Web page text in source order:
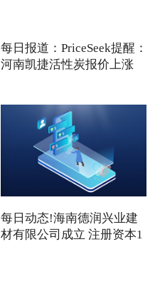
每日报道：PriceSeek提醒：
河南凯捷活性炭报价上涨
每日动态!海南德润兴业建
材有限公司成立 注册资本1